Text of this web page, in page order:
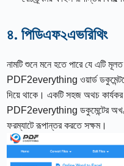
৪. পিডিএফ২এভরিথিং
নামটি শুনে মনে হতে পারে যে এটি
PDF2everything ওয়ার্ড
দিয়ে থাকে। একটি সহজ অথচ কার্যকর
PDF2everything ডকুমেন্টের
ফরম্যাটে রূপান্তর করতে সক্ষম।